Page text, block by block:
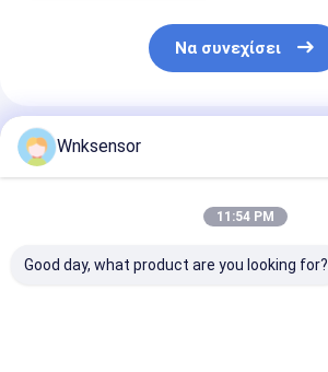
Να συνεχίσει
Συνιστώμενα Προϊόντα
Wnksensor
11:54 PM
Good day, what product are you looking for?